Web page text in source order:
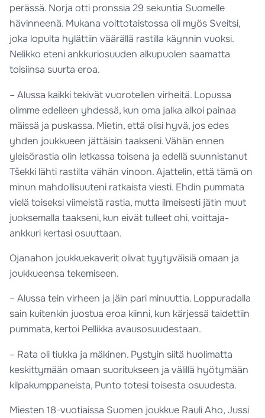
perässä. Norja otti pronssia 29 sekuntia Suomelle
hävinneenä. Mukana voittotaistossa oli myös Sveitsi,
joka lopulta hylättiin väärällä rastilla käynnin vuoksi.
Nelikko eteni ankkuriosuuden alkupuolen saamatta
toisiinsa suurta eroa.
– Alussa kaikki tekivät vuorotellen virheitä. Lopussa
olimme edelleen yhdessä, kun oma jalka alkoi painaa
mäissä ja puskassa. Mietin, että olisi hyvä, jos edes
yhden joukkueen jättäisin taakseni. Vähän ennen
yleisörastia olin letkassa toisena ja edellä suunnistanut
Tšekki lähti rastilta vähän vinoon. Ajattelin, että tämä on
minun mahdollisuuteni ratkaista viesti. Ehdin pummata
vielä toiseksi viimeistä rastia, mutta ilmeisesti jätin muut
juoksemalla taakseni, kun eivät tulleet ohi, voittaja-
ankkuri kertasi osuuttaan.
Ojanahon joukkuekaverit olivat tyytyväisiä omaan ja
joukkueensa tekemiseen.
– Alussa tein virheen ja jäin pari minuuttia. Loppuradalla
sain kuitenkin juostua eroa kiinni, kun kärjessä taidettiin
pummata, kertoi Pellikka avausosuudestaan.
– Rata oli tiukka ja mäkinen. Pystyin siitä huolimatta
keskittymään omaan suoritukseen ja välillä hyötymään
kilpakumppaneista, Punto totesi toisesta osuudesta.
Miesten 18-vuotiaissa Suomen joukkue Rauli Aho, Jussi